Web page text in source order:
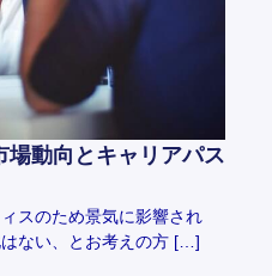
場動向とキャリアパス
スのため景気に影響され
ない、とお考えの方 […]